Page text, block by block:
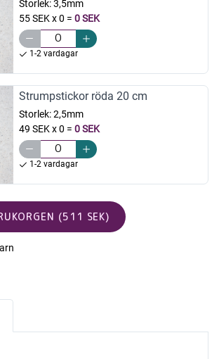
Storlek:3,5mm
55 SEK x 0 = 0 SEK
1-2 vardagar
Strumpstickor röda 20 cm
Storlek:2,5mm
49 SEK x 0 = 0 SEK
1-2 vardagar
(511 SEK)